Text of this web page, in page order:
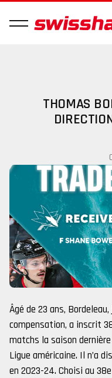
THOMAS
Âgé de 23 ans,
compensation, a inscrit
matchs la saison
Ligue américaine. Il n’a
en 2023-24. Choisi au